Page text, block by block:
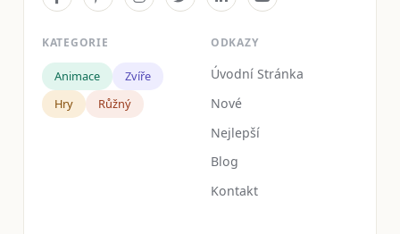
KATEGORIE
Animace
Zvíře
Hry
Růžný
ODKAZY
Úvodní Stránka
Nové
Nejlepší
Blog
Kontakt